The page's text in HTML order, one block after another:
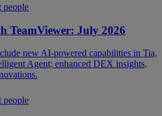
people
TeamViewer: July 2026
new AI-powered capabilities in Tia,
Agent; enhanced DEX insights,
people